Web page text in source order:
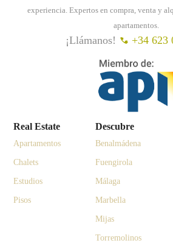
experiencia. Expertos en compra, venta y
apartamentos.
¡Llámanos! +34 623
Real Estate
Apartamentos
Chalets
Estudios
Pisos
Descubre
Benalmádena
Fuengirola
Málaga
Marbella
Mijas
Torremolinos